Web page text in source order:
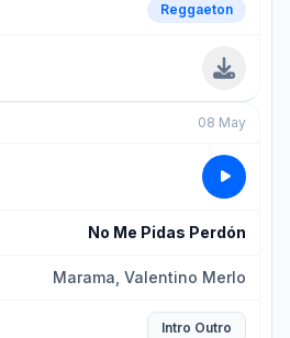
Reggaeton
08 May
No Me Pidas Perdón
Marama, Valentino Merlo
Intro Outro